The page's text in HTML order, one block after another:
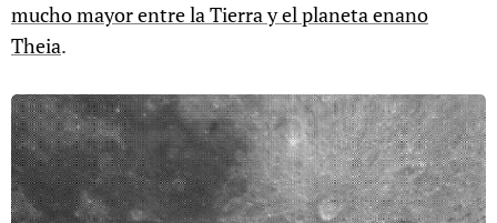
mucho mayor entre la Tierra y el planeta enano
Theia.